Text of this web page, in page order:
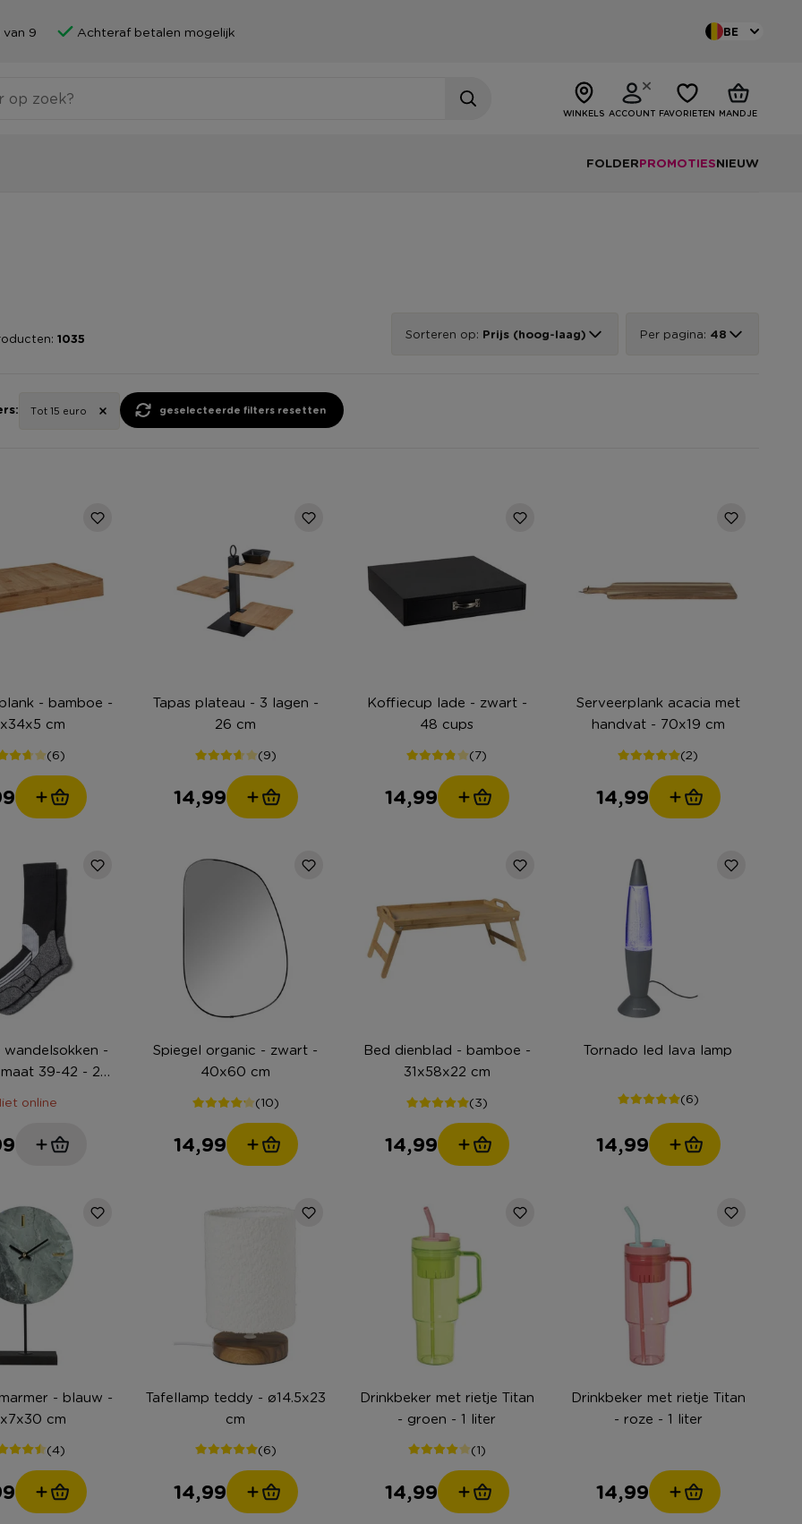
9 Achteraf betalen mogelijk BE
WINKELS ACCOUNT FAVORIETEN MANDJE
FOLDERPROMOTIESNIEUW
1035 Sorteren op: Prijs (hoog-laag) Per pagina: 48
Tot 15 euro geselecteerde filters resetten
- bamboe -
cm
(6)
Tapas plateau - 3 lagen -
26 cm
(9)
14,99
Koffiecup lade - zwart -
48 cups
(7)
14,99
Serveerplank acacia met
handvat - 70x19 cm
(2)
14,99
wandelsokken -
39-42 - 2
online
Spiegel organic - zwart -
40x60 cm
(10)
14,99
Bed dienblad - bamboe -
31x58x22 cm
(3)
14,99
Tornado led lava lamp
(6)
14,99
- blauw -
cm
(4)
Tafellamp teddy - ø14.5x23
cm
(6)
14,99
Drinkbeker met rietje Titan
- groen - 1 liter
(1)
14,99
Drinkbeker met rietje Titan
- roze - 1 liter
14,99